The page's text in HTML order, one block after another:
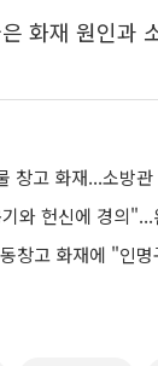
화재 원인과
창고 화재...소방
와 헌신에 경의
창고 화재에 "인